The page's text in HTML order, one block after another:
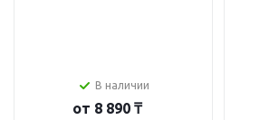
В наличии
от 8 890 ₸